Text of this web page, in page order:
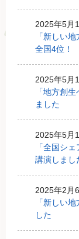
2025年5月
「新しい
全国4位！
2025年5月
「地方創
ました
2025年5月
「全国シ
講演しまし
2025年2月
「新しい
した